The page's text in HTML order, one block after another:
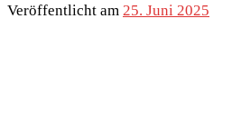
Veröffentlicht am 25. Juni 2025